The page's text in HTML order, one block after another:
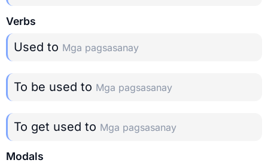
Verbs
Used to Mga pagsasanay
To be used to Mga pagsasanay
To get used to Mga pagsasanay
Modals